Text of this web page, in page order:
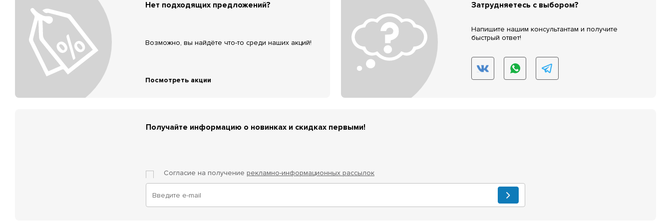
Нет подходящих предложений?
Возможно, вы найдёте что-то среди наших акций!
Посмотреть акции
Затрудняетесь с выбором?
Напишите нашим консультантам и получите
быстрый ответ!
Получайте информацию о новинках и скидках первыми!
Согласие на получение рекламно-информационных рассылок